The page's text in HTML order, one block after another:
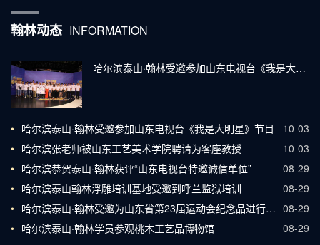
翰林动态 INFORMATION
哈尔滨泰山·翰林受邀参加山东电视台《我是大明星》节目
10-03
• 哈尔滨泰山·翰林受邀参加山东电视台《我是大明星》节目
10-03
• 哈尔滨张老师被山东工艺美术学院聘请为客座教授
08-29
• 哈尔滨恭贺泰山·翰林获评“山东电视台特邀诚信单位”
08-29
• 哈尔滨泰山翰林浮雕培训基地受邀到呼兰监狱培训
08-29
• 哈尔滨泰山·翰林受邀为山东省第23届运动会纪念品进行设计
08-29
• 哈尔滨泰山·翰林学员参观桃木工艺品博物馆